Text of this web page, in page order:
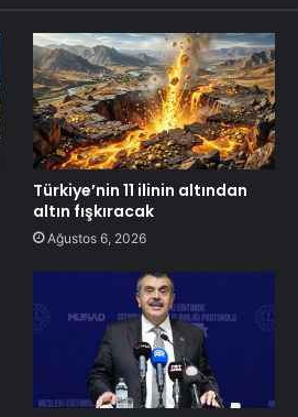
Türkiye’nin 11 ilinin altından
altın fışkıracak
Ağustos 6, 2026